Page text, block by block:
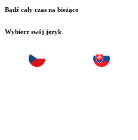
Bądź cały czas na bieżąco
Wybierz swój język